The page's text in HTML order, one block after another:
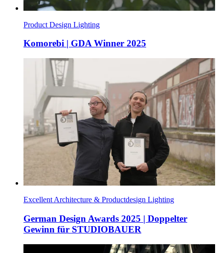
Product Design Lighting
Komorebi | GDA Winner 2025
Excellent Architecture & Productdesign Lighting
German Design Awards 2025 | Doppelter
Gewinn für STUDIOBAUER